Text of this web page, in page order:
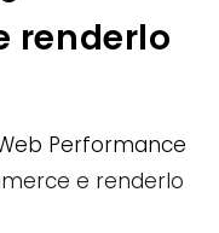
renderlo
Performance
e renderlo